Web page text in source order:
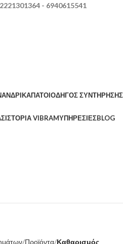
2221301364 - 6940615541
ΑΝΔΡΙΚΆΠΆΤΟΙΟΔΗΓΌΣ ΣΥΝΤΉΡΗΣΗΣ
ΙΣΤΟΡΊΑ VIBRAMΥΠΗΡΕΣΙΕΣBLOG
Προϊόντα Καθαρισμός